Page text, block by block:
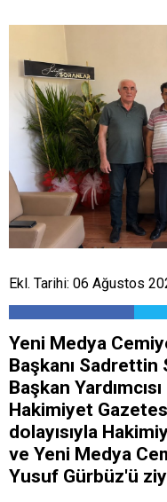
Ekl. Tarihi: 06 Ağustos
Yeni Medya
Başkanı
Başkan
Hakimiyet
dolayısıyla
ve Yeni Medya
Yusuf Gürbüz'ü